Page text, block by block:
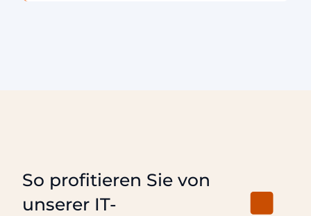
So profitieren Sie von
unserer IT-